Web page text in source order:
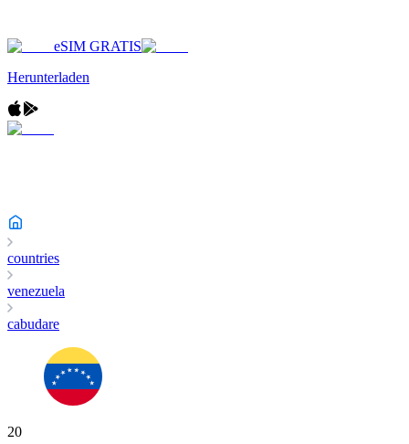
eSIM GRATIS
Herunterladen
countries
venezuela
cabudare
20